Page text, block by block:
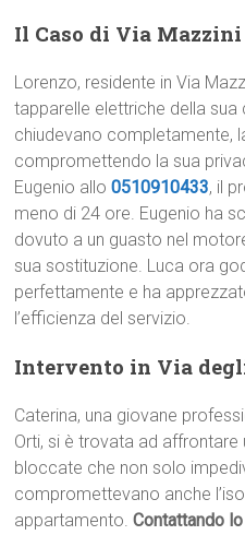
Il Caso di Via Mazzini
Lorenzo, residente in Via
tapparelle elettriche della
chiudevano completamente,
compromettendo la sua
Eugenio allo0510910433, il
meno di 24 ore. Eugenio ha
dovuto a un guasto nel
sua sostituzione. Luca ora
perfettamente e ha
l’efficienza del servizio.
Intervento in Via
Caterina, una giovane
Orti, si è trovata ad
bloccate che non solo
compromettevano anche
appartamento.Contattando